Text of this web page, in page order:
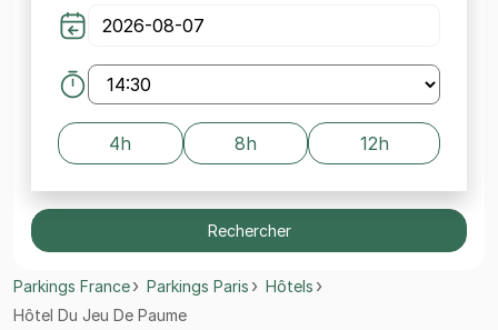
4h 8h 12h
Rechercher
Parkings France Parkings Paris
Hôtels
Hôtel Du Jeu De Paume